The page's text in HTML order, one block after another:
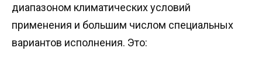
диапазоном климатических условий
применения и большим числом специальных
вариантов исполнения. Это: